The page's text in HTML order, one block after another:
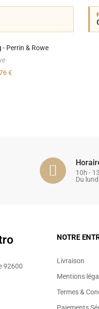
Perrin & Rowe
€
10h -
Du
92600
NOTRE
Livraison
Mentions
Termes &